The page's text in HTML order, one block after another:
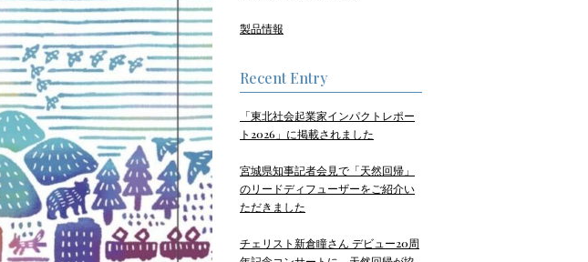
製品情報
Recent Entry
「東北社会起業家インパクトレポー
ト2026」に掲載されました
宮城県知事記者会見で「天然回帰」
のリードディフューザーをご紹介い
ただきました
チェリスト新倉瞳さん デビュー20周